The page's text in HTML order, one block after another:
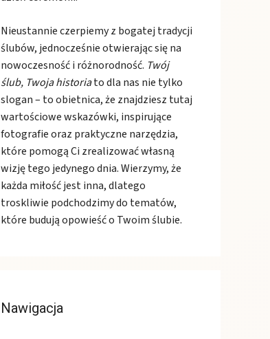
Nieustannie czerpiemy z bogatej tradycji
ślubów, jednocześnie otwierając się na
nowoczesność i różnorodność. Twój
ślub, Twoja historiato dla nas nie tylko
slogan – to obietnica, że znajdziesz tutaj
wartościowe wskazówki, inspirujące
fotografie oraz praktyczne narzędzia,
które pomogą Ci zrealizować własną
wizję tego jedynego dnia. Wierzymy, że
każda miłość jest inna, dlatego
troskliwie podchodzimy do tematów,
które budują opowieść o Twoim ślubie.
Nawigacja